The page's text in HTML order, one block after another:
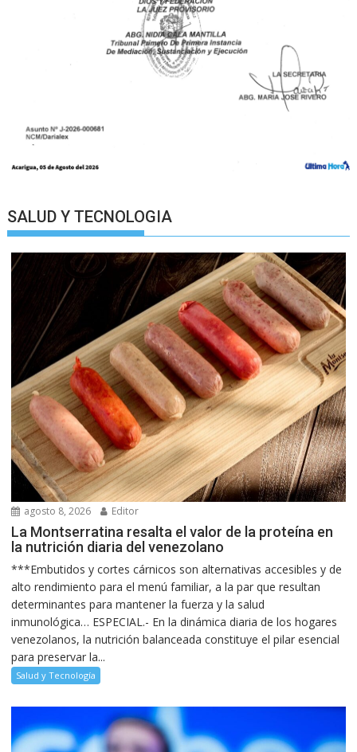
SALUD Y TECNOLOGIA
agosto 8, 2026 Editor
La Montserratina resalta el valor de la proteína en
la nutrición diaria del venezolano
***Embutidos y cortes cárnicos son alternativas accesibles y de
alto rendimiento para el menú familiar, a la par que resultan
determinantes para mantener la fuerza y la salud
inmunológica… ESPECIAL.- En la dinámica diaria de los hogares
venezolanos, la nutrición balanceada constituye el pilar esencial
para preservar la...
Salud y Tecnología